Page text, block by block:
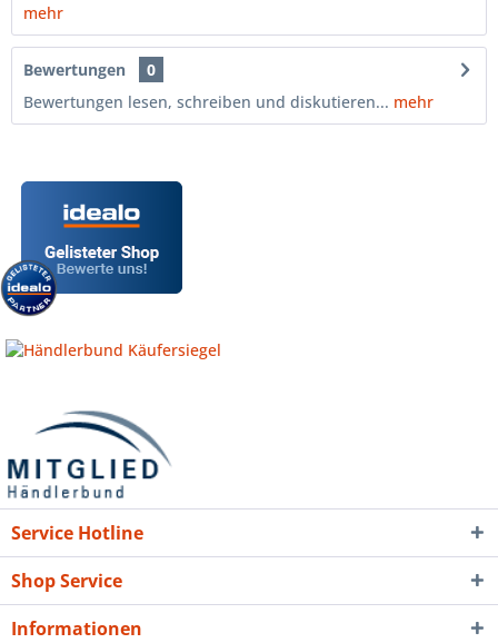
mehr
Bewertungen
0
Bewertungen lesen, schreiben und diskutieren... mehr
Service Hotline
Shop Service
Informationen